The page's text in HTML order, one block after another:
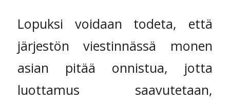
Lopuksi voidaan todeta, että
järjestön viestinnässä monen
asian pitää onnistua, jotta
luottamus saavutetaan,